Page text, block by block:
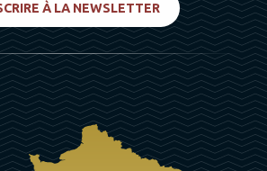
À LA NEWSLETTER